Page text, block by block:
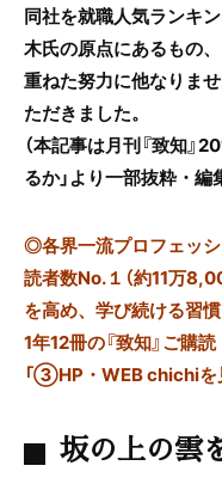
同社を就職人気ランキ
木氏の原点にあるもの
重ねた努力に他なりま
ただきました。
（本記事は月刊『致知』
るか」より一部抜粋・編
◎各界一流プロフェッ
読者数No.１（約11万
を高め、学び続ける習
1年12冊の『致知』ご購
「③HP・WEB chichiを
坂の上の雲